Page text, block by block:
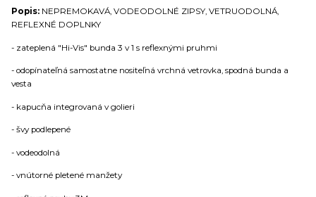
Popis: NEPREMOKAVÁ, VODEODOLNÉ ZIPSY, VETRUODOLNÁ,
REFLEXNÉ DOPLNKY
- zateplená "Hi-Vis" bunda 3 v 1 s reflexnými pruhmi
- odopínateľná samostatne nositeľná vrchná vetrovka, spodná bunda a
vesta
- kapucňa integrovaná v golieri
- švy podlepené
- vodeodolná
- vnútorné pletené manžety